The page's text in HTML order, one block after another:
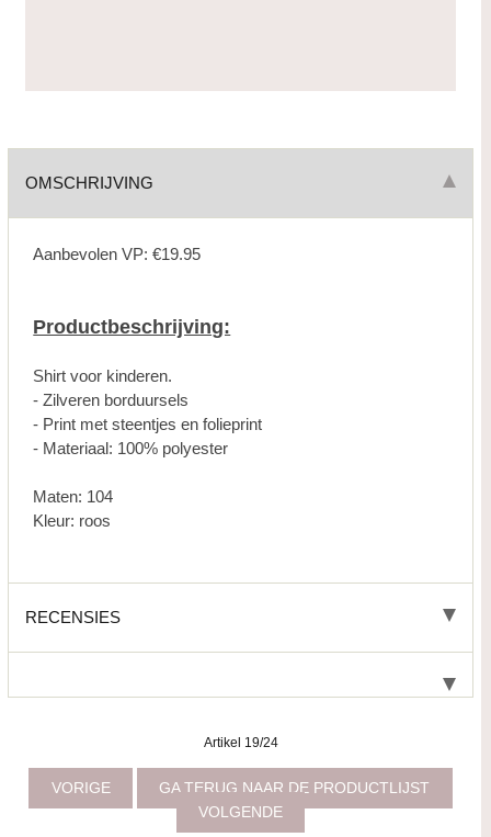
OMSCHRIJVING
Aanbevolen VP: €19.95
Productbeschrijving:
Shirt voor kinderen.
- Zilveren borduursels
- Print met steentjes en folieprint
- Materiaal: 100% polyester
Maten: 104
Kleur: roos
RECENSIES
Artikel 19/24
VORIGE
GA TERUG NAAR DE PRODUCTLIJST
VOLGENDE